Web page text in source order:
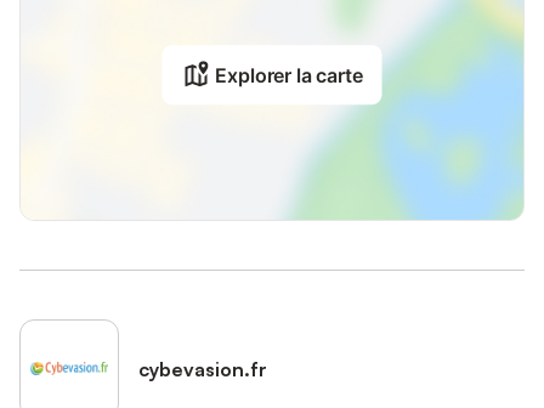
Explorer la carte
cybevasion.fr